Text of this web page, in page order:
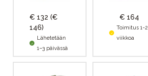
€ 132 (€
146)
Lähetetään
1–3 päivässä
€ 164
Toimitus 1-2
viikkoa